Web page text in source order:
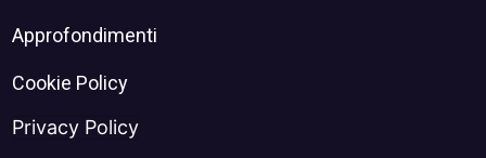
Approfondimenti
Cookie Policy
Privacy Policy